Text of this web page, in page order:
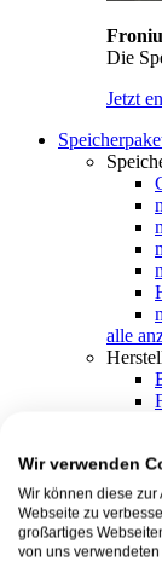
Die
Jetzt
alle
Wir verwenden
Wir können diese
Webseite zu
großartiges
von uns